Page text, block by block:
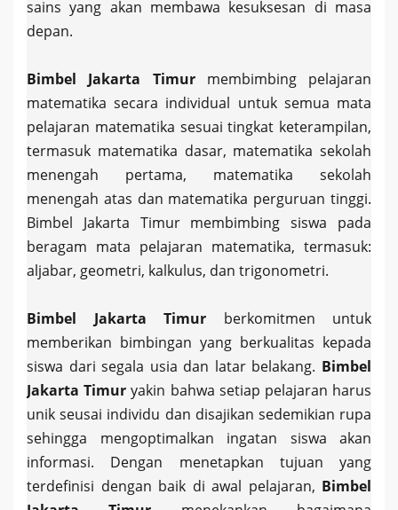
sains yang akan membawa kesuksesan di masa
depan.
Bimbel Jakarta Timur membimbing pelajaran
matematika secara individual untuk semua mata
pelajaran matematika sesuai tingkat keterampilan,
termasuk matematika dasar, matematika sekolah
menengah pertama, matematika sekolah
menengah atas dan matematika perguruan tinggi.
Bimbel Jakarta Timur membimbing siswa pada
beragam mata pelajaran matematika, termasuk:
aljabar, geometri, kalkulus, dan trigonometri.
Bimbel Jakarta Timur berkomitmen untuk
memberikan bimbingan yang berkualitas kepada
siswa dari segala usia dan latar belakang. Bimbel
Jakarta Timur yakin bahwa setiap pelajaran harus
unik seusai individu dan disajikan sedemikian rupa
sehingga mengoptimalkan ingatan siswa akan
informasi. Dengan menetapkan tujuan yang
terdefinisi dengan baik di awal pelajaran, Bimbel